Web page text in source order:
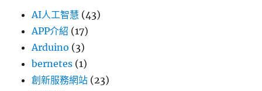
AI人工智慧 (43)
APP介紹 (17)
Arduino (3)
bernetes (1)
創新服務網站 (23)